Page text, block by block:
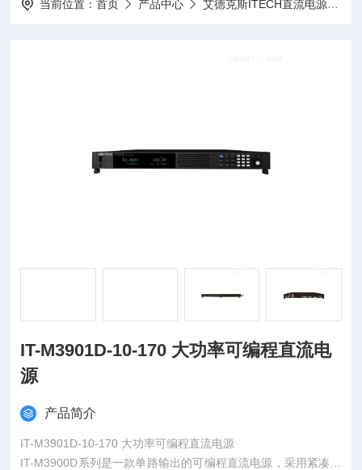
当前位置：首页 产品中心 艾德克斯ITECH直流电源
IT-M3901D-10-170 大功率可编程直流电
源
产品简介
IT-M3901D-10-170 大功率可编程直流电源
IT-M3900D系列是一款单路输出的可编程直流电源，采用紧凑的